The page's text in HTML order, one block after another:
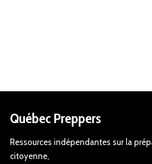
Québec Preppers
Ressources indépendantes sur la
citoyenne,